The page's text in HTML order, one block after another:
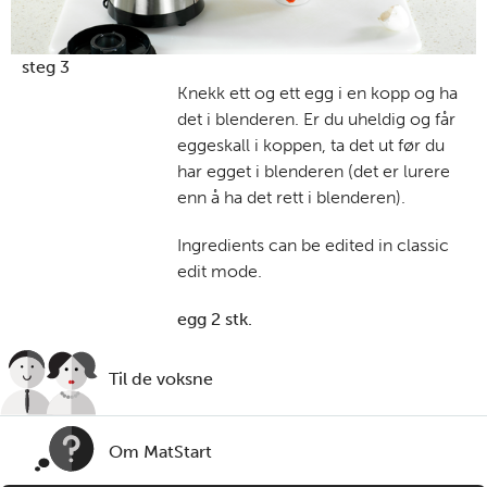
steg 3
Knekk ett og ett egg i en kopp og ha
det i blenderen. Er du uheldig og får
eggeskall i koppen, ta det ut før du
har egget i blenderen (det er lurere
enn å ha det rett i blenderen).
Ingredients can be edited in classic
edit mode.
egg 2 stk.
Til de voksne
Om MatStart